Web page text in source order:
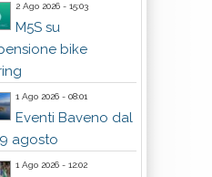
2 Ago 2026 - 15:03
M5S su
bike
1 Ago 2026 - 08:01
Eventi Baveno dal
agosto
1 Ago 2026 - 12:02